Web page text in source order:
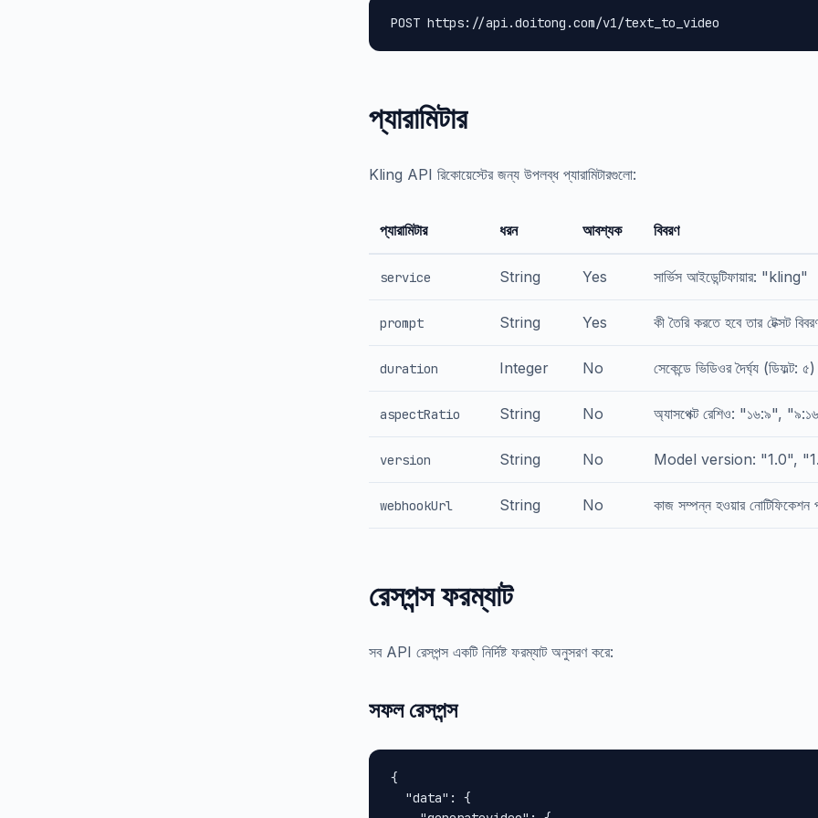
POST https://api.doitong.com/v1/text_to_video
প্যারামিটার
Kling API রিকোয়েস্টের জন্য উপলব্ধ প্যারামিটারগুলো:
প্যারামিটার ধরন আবশ্যক বিবরণ
service String Yes সার্ভিস আইডেন্টিফায়ার: "kling"
prompt String Yes কী তৈরি করতে হবে তার টেক্সট
duration Integer No সেকেন্ডে ভিডিওর দৈর্ঘ্য (ডিফল্ট: ৫)
aspectRatio String No অ্যাসপেক্ট রেশিও: "১৬:৯",
version String No Model version: "1.0",
webhookUrl String No কাজ সম্পন্ন হওয়ার নোটিফিকেশন
রেসপন্স ফরম্যাট
সব API রেসপন্স একটি নির্দিষ্ট ফরম্যাট অনুসরণ করে:
সফল রেসপন্স
{
  "data": {